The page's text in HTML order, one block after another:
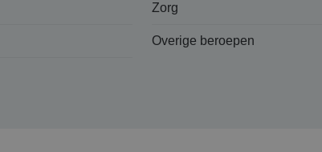
Zorg
Overige beroepen